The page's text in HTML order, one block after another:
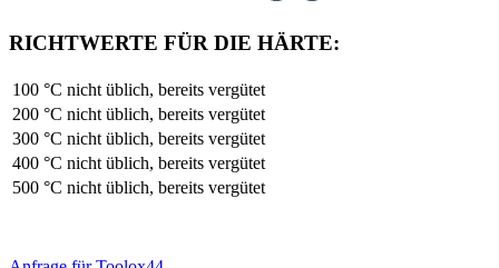
RICHTWERTE FÜR DIE HÄRTE:
100 °C nicht üblich, bereits vergütet
200 °C nicht üblich, bereits vergütet
300 °C nicht üblich, bereits vergütet
400 °C nicht üblich, bereits vergütet
500 °C nicht üblich, bereits vergütet